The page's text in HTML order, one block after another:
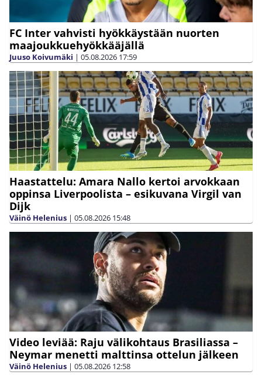
FC Inter vahvisti hyökkäystään nuorten
maajoukkuehyökkääjällä
Juuso Koivumäki | 05.08.2026 17:59
Haastattelu: Amara Nallo kertoi arvokkaan
oppinsa Liverpoolista – esikuvana Virgil van
Dijk
Väinö Helenius | 05.08.2026 15:48
Video leviää: Raju välikohtaus Brasiliassa –
Neymar menetti malttinsa ottelun jälkeen
Väinö Helenius | 05.08.2026 12:58